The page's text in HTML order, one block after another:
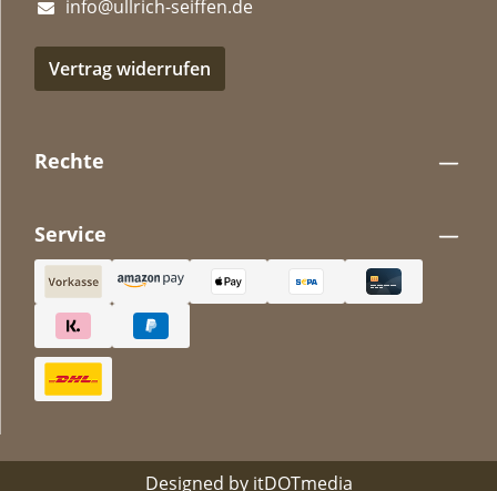
info@ullrich-seiffen.de
Vertrag widerrufen
Rechte
Service
Designed by itDOTmedia